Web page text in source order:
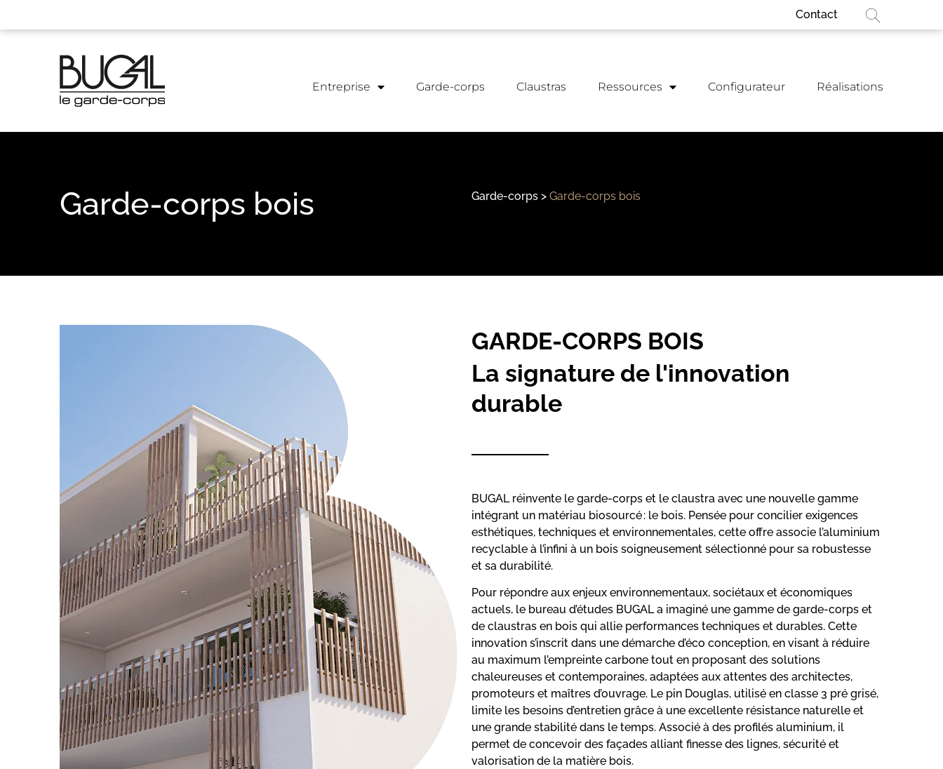
Contact
Entreprise Garde-corps Claustras Ressources Configurateur Réalisations
Garde-corps bois Garde-corps > Garde-corps bois
GARDE-CORPS BOIS
La signature de l'innovation
durable
BUGAL réinvente le garde-corps et le claustra avec une nouvelle gamme
intégrant un matériau biosourcé : le bois. Pensée pour concilier exigences
esthétiques, techniques et environnementales, cette offre associe l’aluminium
recyclable à l’infini à un bois soigneusement sélectionné pour sa robustesse
et sa durabilité.
Pour répondre aux enjeux environnementaux, sociétaux et économiques
actuels, le bureau d’études BUGAL a imaginé une gamme de garde-corps et
de claustras en bois qui allie performances techniques et durables. Cette
innovation s’inscrit dans une démarche d’éco conception, en visant à réduire
au maximum l’empreinte carbone tout en proposant des solutions
chaleureuses et contemporaines, adaptées aux attentes des architectes,
promoteurs et maîtres d’ouvrage. Le pin Douglas, utilisé en classe 3 pré grisé,
limite les besoins d’entretien grâce à une excellente résistance naturelle et
une grande stabilité dans le temps. Associé à des profilés aluminium, il
permet de concevoir des façades alliant finesse des lignes, sécurité et
valorisation de la matière bois.